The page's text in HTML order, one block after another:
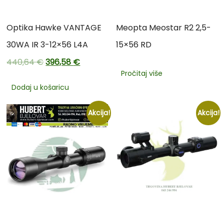
Optika Hawke VANTAGE
30WA IR 3-12×56 L4A
440,64€396,58 €
Dodaj u košaricu
Meopta Meostar R2 2,5-
15×56 RD
Pročitaj više
Akcija! Akcija!